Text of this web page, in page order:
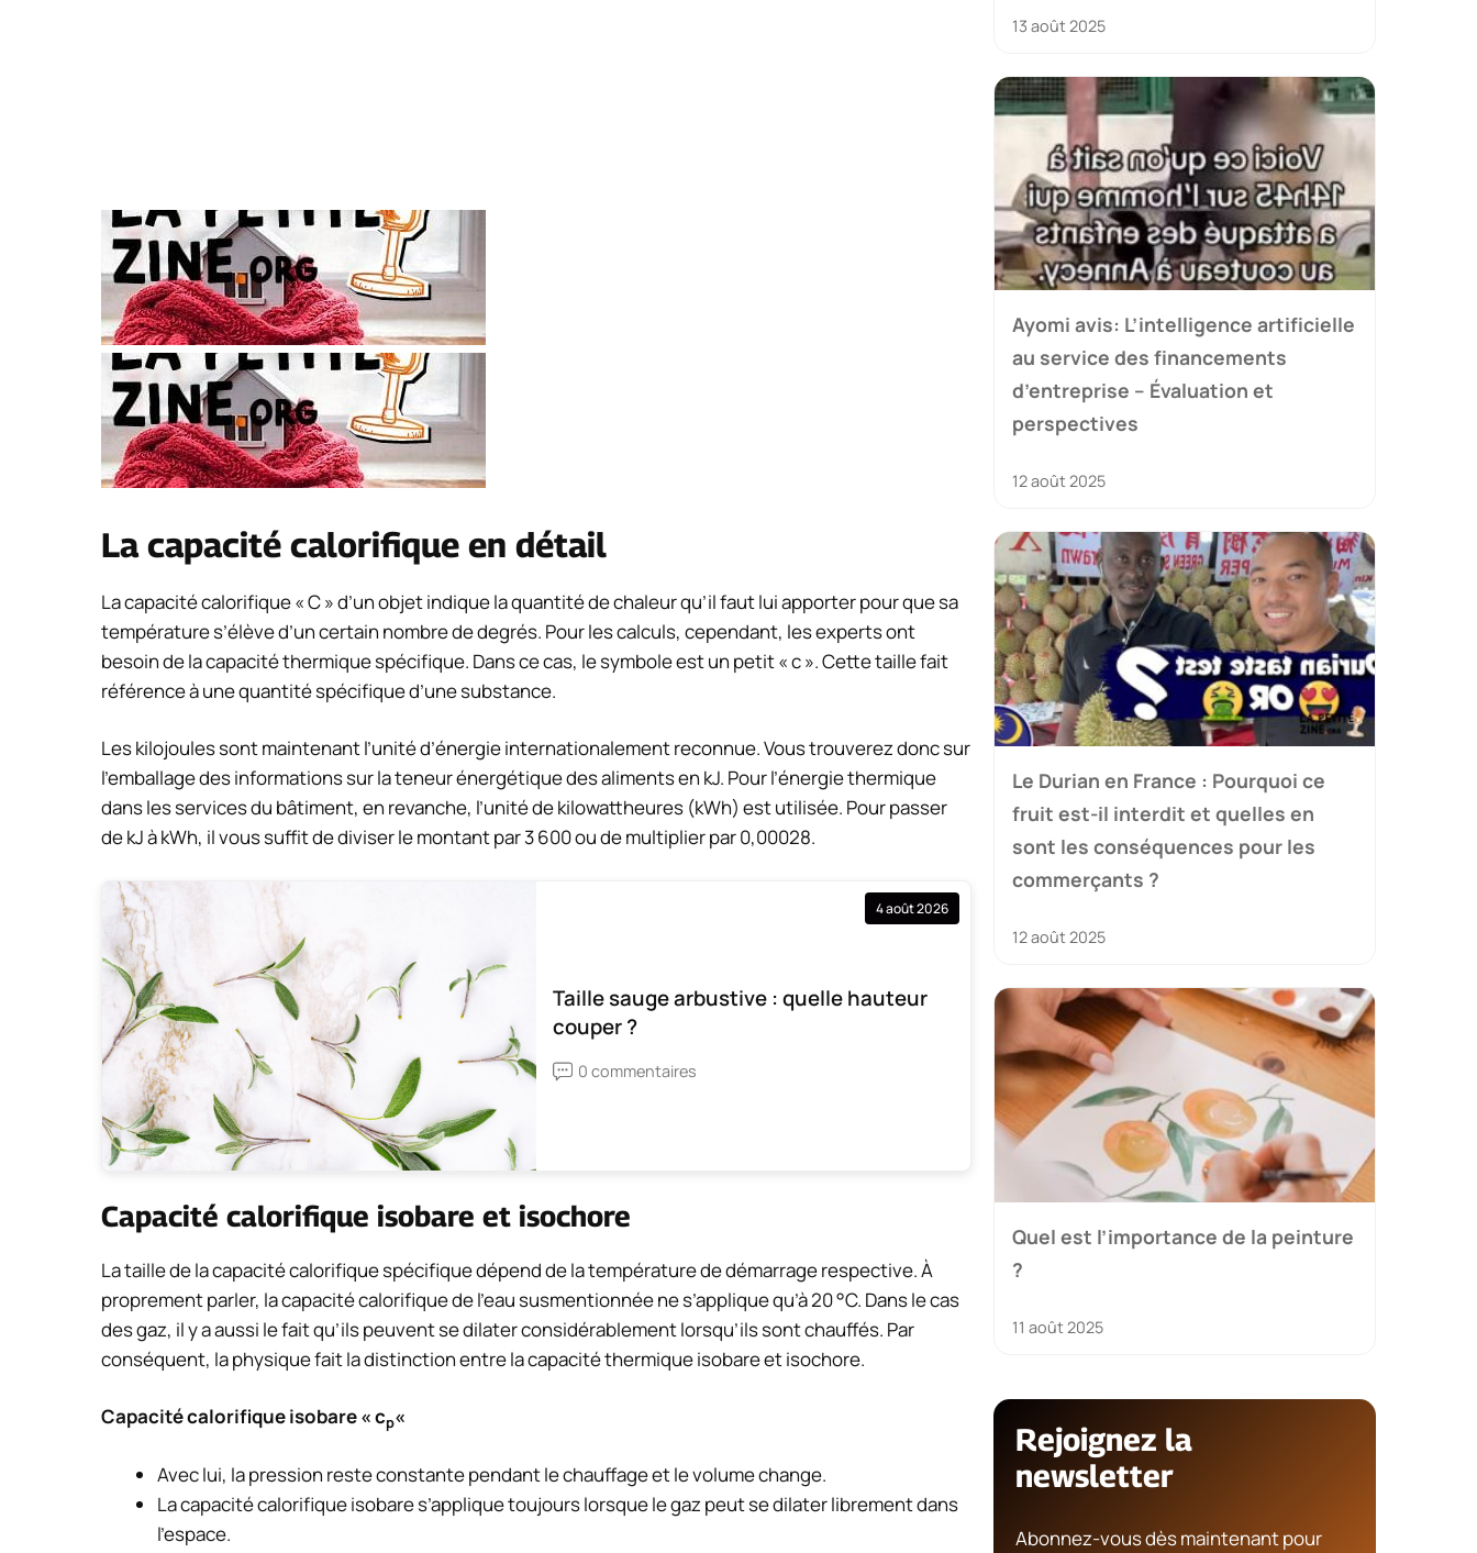
La capacité calorifique en détail
La capacité calorifique « C » d’un objet indique la quantité de chaleur qu’il faut lui apporter pour que sa
température s’élève d’un certain nombre de degrés. Pour les calculs, cependant, les experts ont
besoin de la capacité thermique spécifique. Dans ce cas, le symbole est un petit « c ». Cette taille fait
référence à une quantité spécifique d’une substance.
Les kilojoules sont maintenant l’unité d’énergie internationalement reconnue. Vous trouverez donc sur
l’emballage des informations sur la teneur énergétique des aliments en kJ. Pour l’énergie thermique
dans les services du bâtiment, en revanche, l’unité de kilowattheures (kWh) est utilisée. Pour passer
de kJ à kWh, il vous suffit de diviser le montant par 3 600 ou de multiplier par 0,00028.
4 août 2026
Taille sauge arbustive : quelle hauteur
couper ?
0 commentaires
Capacité calorifique isobare et isochore
La taille de la capacité calorifique spécifique dépend de la température de démarrage respective. À
proprement parler, la capacité calorifique de l’eau susmentionnée ne s’applique qu’à 20 °C. Dans le cas
des gaz, il y a aussi le fait qu’ils peuvent se dilater considérablement lorsqu’ils sont chauffés. Par
conséquent, la physique fait la distinction entre la capacité thermique isobare et isochore.
Capacité calorifique isobare « cp«
Avec lui, la pression reste constante pendant le chauffage et le volume change.
La capacité calorifique isobare s’applique toujours lorsque le gaz peut se dilater librement dans
l’espace.
13 août 2025
Ayomi avis: L’intelligence artificielle
au service des financements
d’entreprise – Évaluation et
perspectives
12 août 2025
Le Durian en France : Pourquoi ce
fruit est-il interdit et quelles en
sont les conséquences pour les
commerçants ?
12 août 2025
Quel est l’importance de la peinture
?
11 août 2025
Rejoignez la
newsletter
Abonnez-vous dès maintenant pour